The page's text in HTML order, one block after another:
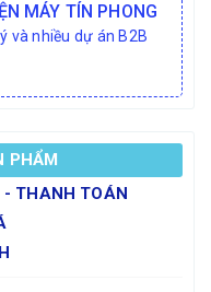
MÁY TÍN PHONG
và nhiều dự án B2B
PHẨM
- THANH TOÁN